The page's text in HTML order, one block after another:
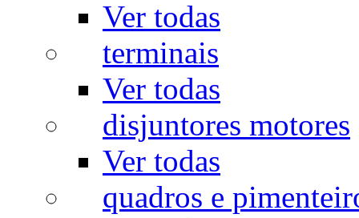
Ver todas
terminais
Ver todas
disjuntores motores
Ver todas
quadros e